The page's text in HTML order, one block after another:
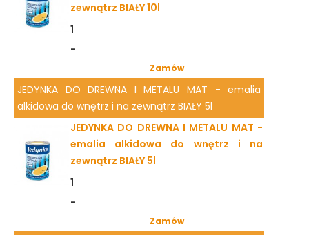
zewnątrz BIAŁY 10l
1
-
Zamów
JEDYNKA DO DREWNA I METALU MAT - emalia
alkidowa do wnętrz i na zewnątrz BIAŁY 5l
JEDYNKA DO DREWNA I METALU MAT -
emalia alkidowa do wnętrz i na
zewnątrz BIAŁY 5l
1
-
Zamów